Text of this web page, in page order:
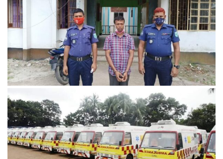
পৌঁছে দেয়ার কথা বলে গাড়িতে তুলে গৃহবধূকে ধর্ষন ও ভিডিও ধারণ;
মি‌ডিয়া এন্ড পাব‌লিক রি‌লেশন্স উইং‌কে পাঠা‌নো মেসে‌জের ভি‌ত্তি‌তে
ব্যবস্থা।